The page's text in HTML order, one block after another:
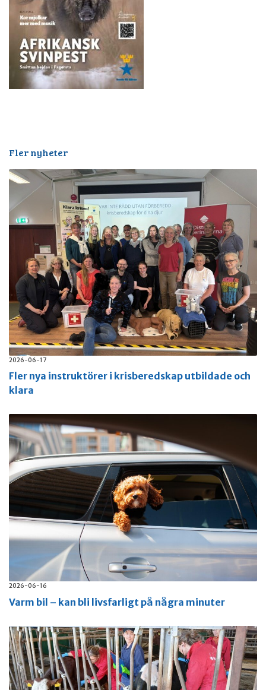
Fler nyheter
2026-06-17
Fler nya instruktörer i krisberedskap utbildade och
klara
2026-06-16
Varm bil – kan bli livsfarligt på några minuter